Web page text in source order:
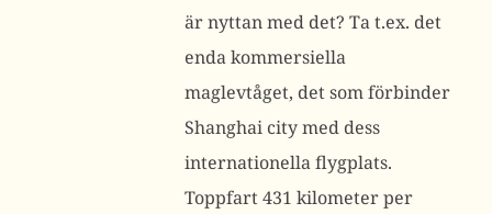
är nyttan med det? Ta t.ex. det
enda kommersiella
maglevtåget, det som förbinder
Shanghai city med dess
internationella flygplats.
Toppfart 431 kilometer per